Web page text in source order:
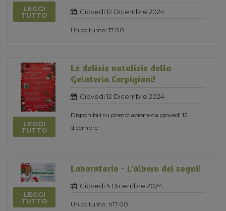
LEGGI
TUTTO
Giovedi 12 Dicembre 2024
Unico turno: 17.00
LEGGI
TUTTO
Le delizie natalizie della
Gelateria Carpigiani!
Giovedi 12 Dicembre 2024
Disponibili su prenotazione da giovedì 12
dicembre
LEGGI
TUTTO
Laboratorio - L'albero dei sogni!
Giovedi 5 Dicembre 2024
Unico turno: h17.00